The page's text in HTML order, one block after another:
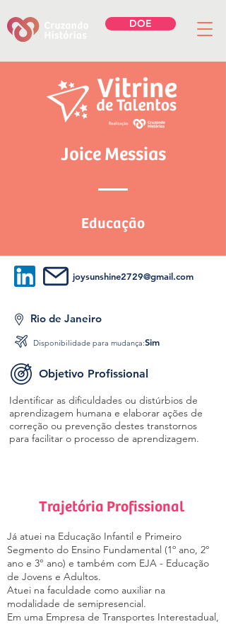
DOE
Joice Messias
Educação
Objetivo Profissional
Identificar as dificuldades ou distúrbios de
aprendizagem humana e elaborar ações de
correção ou prevenção destes transtornos
para facilitar o processo de aprendizagem.
joysunshine2729@gmail.com
Rio de Janeiro
Disponibilidade para mudança:Sim
Trajetória Profissional
Já atuei na Educação Infantil e Primeiro
Segmento do Ensino Fundamental (1º ano, 2°
ano e 3° ano) e também com EJA - Educação
de Jovens e Adultos.
Atuei na faculdade como auxiliar na
modalidade de semipresencial.
Em uma Empresa de Transportes Interestadual,